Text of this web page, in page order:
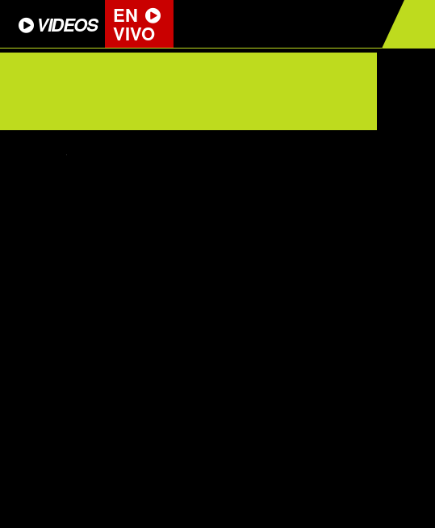
VIDEOS EN
VIVO